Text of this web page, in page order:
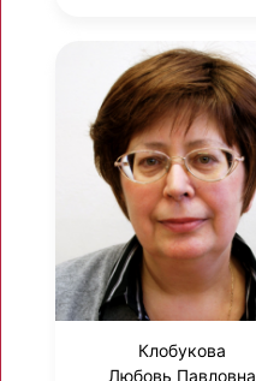
Клобукова
Любовь Павловна